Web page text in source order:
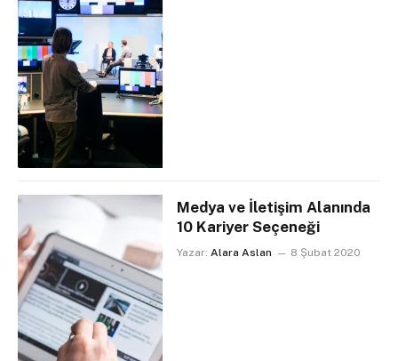
Medya ve İletişim Alanında
10 Kariyer Seçeneği
Yazar: Alara Aslan 8 Şubat 2020